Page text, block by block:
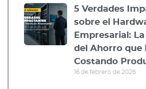
5 Verdades
sobre el
Empresarial:
del Ahorro que
Costando
16 de febrero de 2026